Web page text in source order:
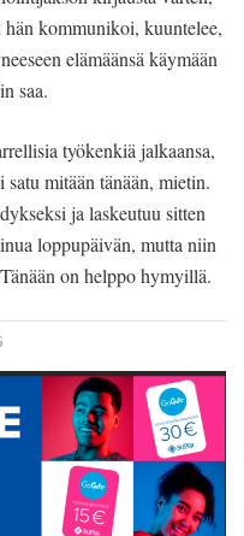
kommunikoi, kuuntelee,
elämäänsä käymään
saa.
työkenkiä jalkaansa,
mitään tänään, mietin.
ja laskeutuu sitten
loppupäivän, mutta niin
on helppo hymyillä.